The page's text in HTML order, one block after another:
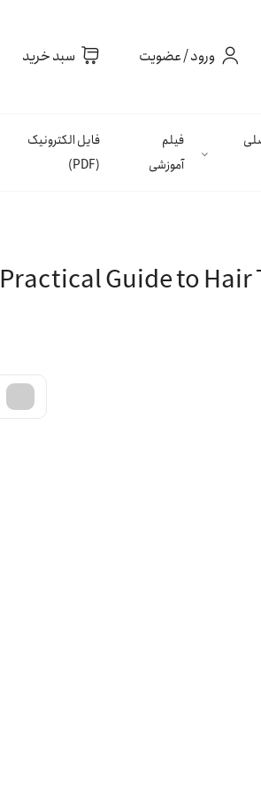
ورود / عضویت سبد خرید
فیلم
آموزشی
فایل الکترونیک
(PDF)
Practical Guide to